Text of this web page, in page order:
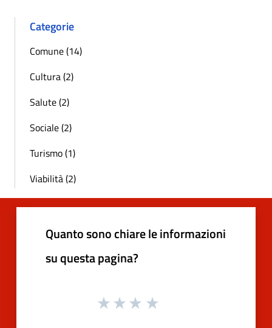
Categorie
Comune (14)
Cultura (2)
Salute (2)
Sociale (2)
Turismo (1)
Viabilità (2)
Quanto sono chiare le informazioni
su questa pagina?